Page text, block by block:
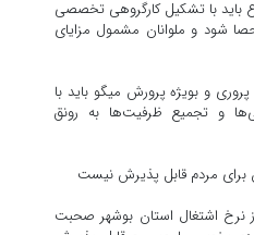
باید با تشکیل کارگروهی تخصصی
شود و ملوانان مشمول مزایای
پروری و بویژه پرورش میگو باید با
و تجمیع ظرفیت‌ها به رونق
برای مردم قابل پذیرش نیست
نرخ اشتغال استان بوشهر صحبت